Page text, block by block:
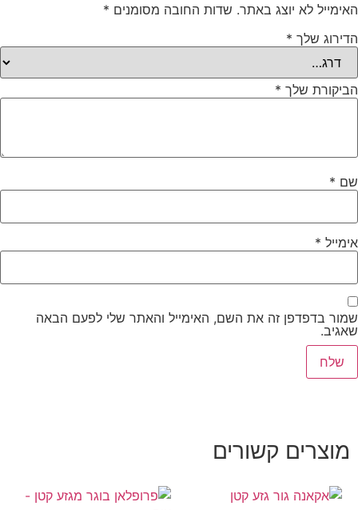
האימייל לא יוצג באתר. שדות החובה מסומנים *
הדירוג שלך *
הביקורת שלך *
שם *
אימייל *
שמור בדפדפן זה את השם, האימייל והאתר שלי לפעם הבאה
שאגיב.
מוצרים קשורים